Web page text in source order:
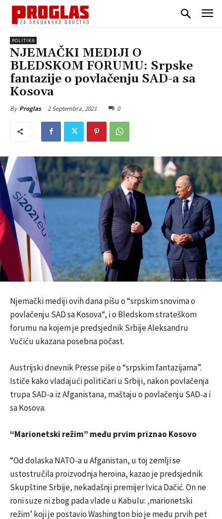
POLITIKA
NJEMAČKI MEDIJI O
BLEDSKOM FORUMU: Srpske
fantazije o povlačenju SAD-a sa
Kosova
By Proglas 2 Septembra, 2021 0
Njemački mediji ovih dana pišu o “srpskim snovima o
povlačenju SAD sa Kosova“, i o Bledskom strateškom
forumu na kojem je predsjednik Srbije Aleksandru
Vučiću ukazana posebna počast.
Austrijski dnevnik Presse piše o “srpskim fantazijama”.
Ističe kako vladajući političari u Srbiji, nakon povlačenja
trupa SAD-a iz Afganistana, maštaju o povlačenju SAD-a i
sa Kosova.
“Marionetski režim” među prvim priznao Kosovo
“Od dolaska NATO-a u Afganistan, u toj zemlji se
ustostručila proizvodnja heroina, kazao je predsjednik
Skupštine Srbije, nekadašnji premijer Ivica Dačić. On ne
roni suze ni zbog pada vlade u Kabulu: ‚marionetski
režim’ koji je postavio Washington bio je među prvih pet